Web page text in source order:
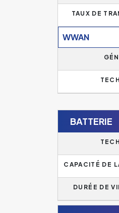
TAUX DE
WWAN
BATTERIE
CAPACITÉ DE
DURÉE DE